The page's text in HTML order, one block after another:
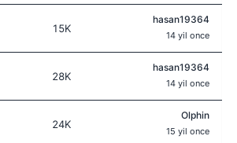
15K
hasan19364
14 yil once
28K
hasan19364
14 yil once
24K
Olphin
15 yil once